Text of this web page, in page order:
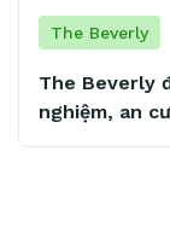
The Beverly
The Beverly
nghiệm, an